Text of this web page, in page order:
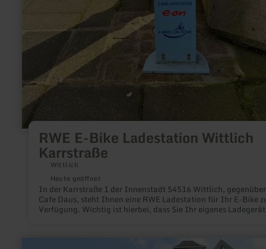
RWE E-Bike Ladestation Wittlich
Karrstraße
Wittlich
Heute geöffnet
In der Karrstraße 1 der Innenstadt 54516 Wittlich,
Cafe Daus, steht Ihnen eine RWE Ladestation für Ihr E-Bike
Verfügung. Wichtig ist hierbei, dass Sie Ihr eigenes